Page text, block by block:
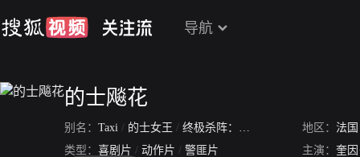
导航
的士飚花
别名： Taxi / 的士女王 / 终极杀阵：计程车女王 /计程车女
地区： 法国
类型： 喜剧片 / 动作片 / 警匪片 主演： 奎因